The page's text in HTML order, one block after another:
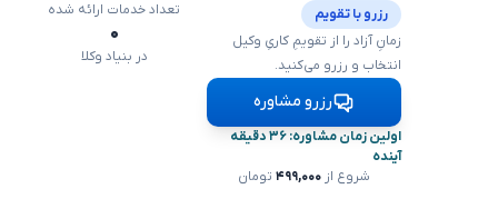
تعداد خدمات ارائه شده
۰
در بنیاد وکلا
رزرو با تقویم
زمانِ آزاد را از تقویمِ کاریِ وکیل
انتخاب و رزرو می‌کنید.
رزرو مشاوره
اولین زمان مشاوره: ۳۶ دقیقه
آینده
شروع از ۴۹۹,۰۰۰ تومان